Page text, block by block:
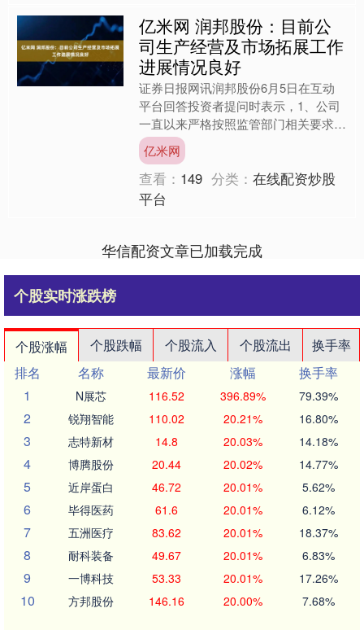
亿米网 润邦股份：目前公
司生产经营及市场拓展工作
进展情况良好
证券日报网讯润邦股份6月5日在互动
平台回答投资者提问时表示，1、公司
一直以来严格按照监管部门相关要求开
展日常经营合同的信息披露工作。2、
公司持续通过微信公众号、....
亿米网
查看： 149 分类：在线配资炒股
平台
华信配资文章已加载完成
个股实时涨跌榜
个股涨幅 个股跌幅 个股流入 个股流出
换手率
排名
名称 最新价 涨幅
换手率
1
N展芯 116.52 396.89% 79.39%
2 锐翔智能 110.02 20.21% 16.80%
3 志特新材 14.8 20.03% 14.18%
4 博腾股份 20.44 20.02% 14.77%
5 近岸蛋白 46.72 20.01% 5.62%
6 毕得医药 61.6 20.01% 6.12%
7 五洲医疗 83.62 20.01% 18.37%
8 耐科装备 49.67 20.01% 6.83%
9 一博科技 53.33 20.01% 17.26%
10 方邦股份 146.16 20.00% 7.68%